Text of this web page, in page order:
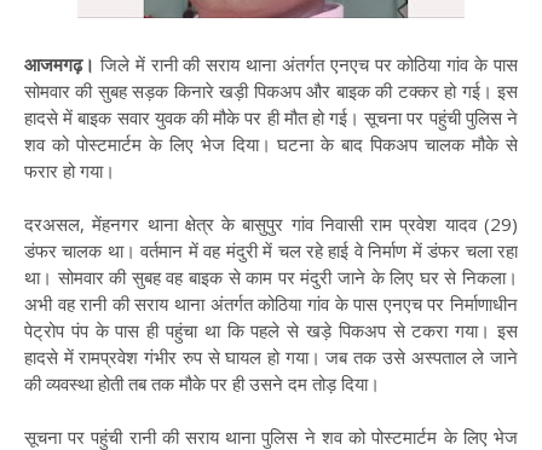
आजमगढ़। जिले में रानी की सराय थाना अंतर्गत एनएच पर कोठिया गांव के पास
सोमवार की सुबह सड़क किनारे खड़ी पिकअप और बाइक की टक्कर हो गई। इस
हादसे में बाइक सवार युवक की मौके पर ही मौत हो गई। सूचना पर पहुंची पुलिस ने
शव को पोस्टमार्टम के लिए भेज दिया। घटना के बाद पिकअप चालक मौके से
फरार हो गया।
दरअसल, मेंहनगर थाना क्षेत्र के बासुपुर गांव निवासी राम प्रवेश यादव (29)
डंफर चालक था। वर्तमान में वह मंदुरी में चल रहे हाई वे निर्माण में डंफर चला रहा
था। सोमवार की सुबह वह बाइक से काम पर मंदुरी जाने के लिए घर से निकला।
अभी वह रानी की सराय थाना अंतर्गत कोठिया गांव के पास एनएच पर निर्माणाधीन
पेट्रोप पंप के पास ही पहुंचा था कि पहले से खड़े पिकअप से टकरा गया। इस
हादसे में रामप्रवेश गंभीर रुप से घायल हो गया। जब तक उसे अस्पताल ले जाने
की व्यवस्था होती तब तक मौके पर ही उसने दम तोड़ दिया।
सूचना पर पहुंची रानी की सराय थाना पुलिस ने शव को पोस्टमार्टम के लिए भेज